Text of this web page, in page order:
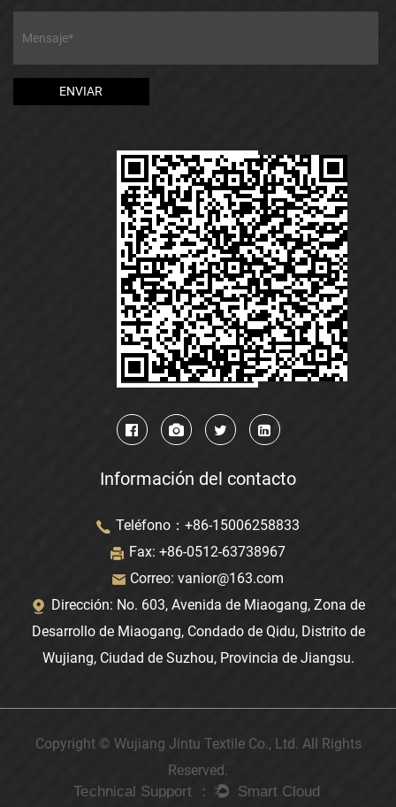
Información del contacto
Teléfono：+86-15006258833
Fax: +86-0512-63738967
Correo:vanior@163.com
Dirección: No. 603, Avenida de Miaogang, Zona de
Desarrollo de Miaogang, Condado de Qidu, Distrito de
Wujiang, Ciudad de Suzhou, Provincia de Jiangsu.
Copyright © Wujiang Jintu Textile Co., Ltd. All Rights
Reserved.